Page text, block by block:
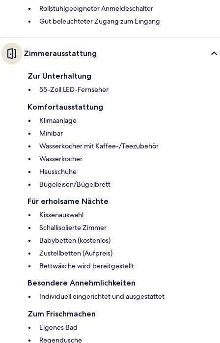
Rollstuhlgeeigneter Anmeldeschalter
Gut beleuchteter Zugang zum Eingang
Zimmerausstattung
Zur Unterhaltung
55-Zoll LED-Fernseher
Komfortausstattung
Klimaanlage
Minibar
Wasserkocher mit Kaffee-/Teezubehör
Wasserkocher
Hausschuhe
Bügeleisen/Bügelbrett
Für erholsame Nächte
Kissenauswahl
Schallisolierte Zimmer
Babybetten (kostenlos)
Zustellbetten (Aufpreis)
Bettwäsche wird bereitgestellt
Besondere Annehmlichkeiten
Individuell eingerichtet und ausgestattet
Zum Frischmachen
Eigenes Bad
Regendusche